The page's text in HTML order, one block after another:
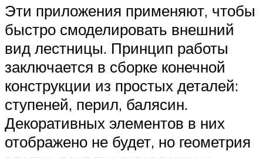
Эти приложения применяют, чтобы
быстро смоделировать внешний
вид лестницы. Принцип работы
заключается в сборке конечной
конструкции из простых деталей:
ступеней, перил, балясин.
Декоративных элементов в них
отображено не будет, но геометрия